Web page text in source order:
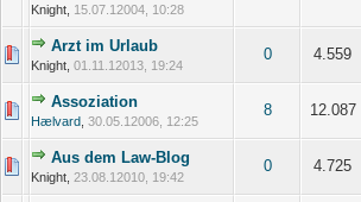
Knight, 15.07.12004, 10:28
Arzt im Urlaub
Knight, 01.11.12013, 19:24
0 4.559
Assoziation
Hælvard 30.05.12006, 12:25
8 12.087
Aus dem Law-Blog
Knight, 23.08.12010, 19:42
0 4.725